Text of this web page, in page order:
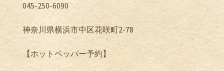
045-250-6090
神奈川県横浜市中区花咲町2-78
【ホットペッパー予約】